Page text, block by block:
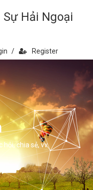
Hải Ngoại
/ Register
hỏi, chia sẻ, vv.